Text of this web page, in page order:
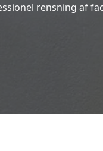
rensning af